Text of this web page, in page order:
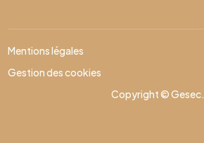
Copyright © Gesec.
Mentions légales
Gestion des cookies